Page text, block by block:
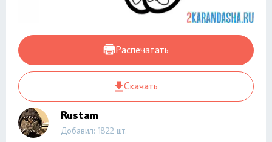
Распечатать
Скачать
Rustam
Добавил: 1822 шт.